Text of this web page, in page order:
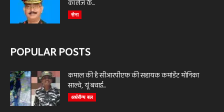
कॉलेज के...
सेना
POPULAR POSTS
कमाल की है सीआरपीएफ की सहायक कमांडेंट मोनिका
साल्वे, यूं बचाई...
अर्धसैन्य बल